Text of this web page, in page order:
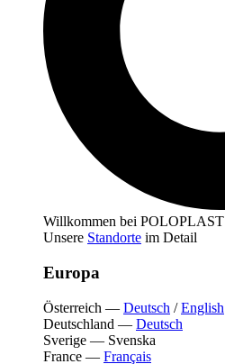
Willkommen bei POLOPLAST
Unsere Standorte im Detail
Europa
Österreich — Deutsch /English
Deutschland — Deutsch
Sverige — Svenska
France — Français